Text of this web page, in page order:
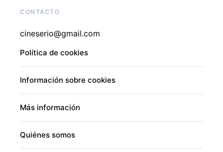
CONTACTO
cineserio@gmail.com
Política de cookies
Información sobre cookies
Más información
Quiénes somos